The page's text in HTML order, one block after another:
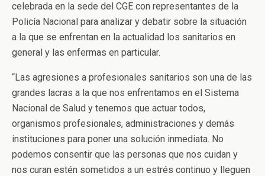
celebrada en la sede del CGE con representantes de la
Policía Nacional para analizar y debatir sobre la situación
a la que se enfrentan en la actualidad los sanitarios en
general y las enfermas en particular.
“Las agresiones a profesionales sanitarios son una de las
grandes lacras a la que nos enfrentamos en el Sistema
Nacional de Salud y tenemos que actuar todos,
organismos profesionales, administraciones y demás
instituciones para poner una solución inmediata. No
podemos consentir que las personas que nos cuidan y
nos curan estén sometidos a un estrés continuo y lleguen